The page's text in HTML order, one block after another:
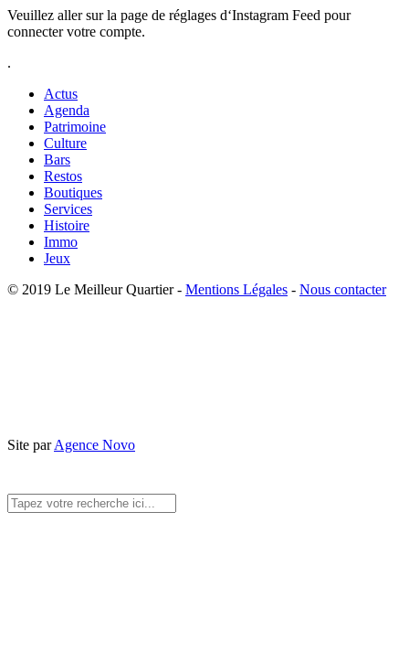
Veuillez aller sur la page de réglages d‘Instagram Feed pour
connecter votre compte.
.
Actus
Agenda
Patrimoine
Culture
Bars
Restos
Boutiques
Services
Histoire
Immo
Jeux
© 2019 Le Meilleur Quartier - Mentions Légales - Nous contacter
Site parAgence Novo